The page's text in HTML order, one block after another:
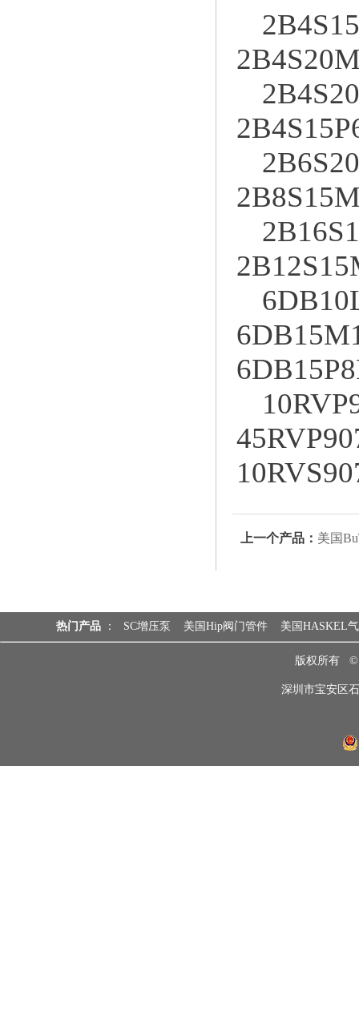
上一个产品： 美国
热门产品 ： SC增压泵 美国Hip阀门管件 美国HASKEL
版权所有
深圳市宝安区